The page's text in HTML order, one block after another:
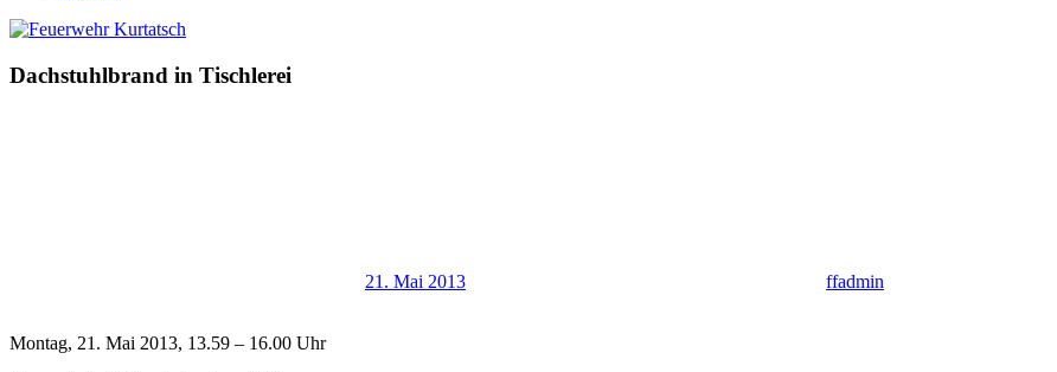
Dachstuhlbrand in Tischlerei
21. Mai 2013 ffadmin
Montag, 21. Mai 2013, 13.59 – 16.00 Uhr